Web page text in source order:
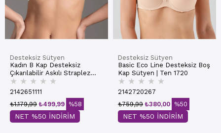
Desteksiz Sütyen
Kadın B Kap Desteksiz
Çıkarılabilir Askılı Straplez
Basic Sütyen | Ekru 7050
★ ★ ★ ★ ★
2142651111
₺499,99
₺1.179,99 %58
NET %50 İNDİRİM
Desteksiz Sütyen
Basic Eco Line Desteksiz Boş
Kap Sütyen | Ten 1720
★ ★ ★ ★ ★
2142720267
₺380,00
₺759,99 %50
NET %50 İNDİRİM